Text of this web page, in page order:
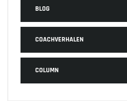
BLOG
COACHVERHALEN
COLUMN